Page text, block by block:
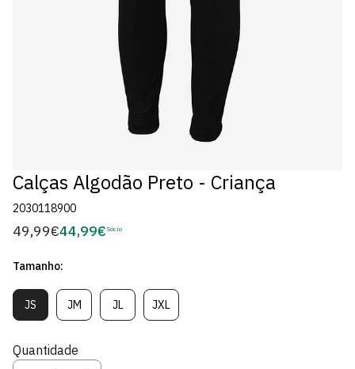
Calças Algodão Preto - Criança
2030118900
Preço
49,99€Preço
Sócio
44,99€ Sócio
Tamanho:
JSVariante
Esgotada
Indisponível
JMVariante
Esgotada
Indisponível
JLVariante
Esgotada
JXLVariante
Esgotada
Quantidade